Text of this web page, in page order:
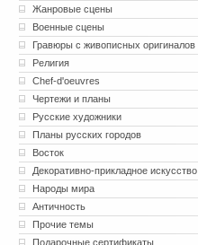
Жанровые сцены
Военные сцены
Гравюры с живописных оригиналов
Религия
Chef-d'oeuvres
Чертежи и планы
Русские художники
Планы русских городов
Восток
Декоративно-прикладное искусство
Народы мира
Античность
Прочие темы
Подарочные сертификаты